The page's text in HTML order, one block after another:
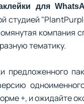
для
студией
компания
тематику.
предложенного
+, и ожидайте